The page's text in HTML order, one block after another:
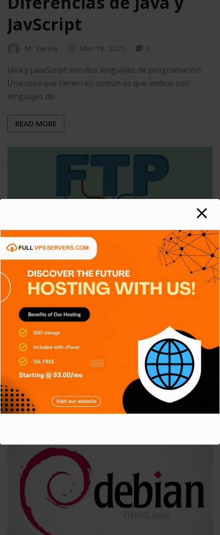
JavScript
M. Varela Mar 18, 2021 0
Java y JavaScript son dos lenguajes de programación.
Una cosa que tienen en común es que ambos son
lenguajes de…
READ MORE
SIN CATEGORÍA
FTP
M. Varela 0
El Protocolo de transferencia de archivos (en inglés File
Transfer Protocol o FTP) es un protocolo de red para
la…
READ MORE